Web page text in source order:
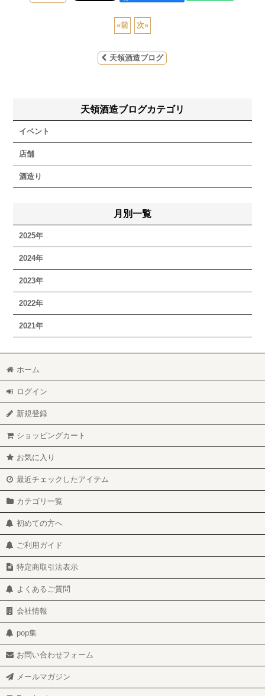
«前 次»
天領酒造ブログ
天領酒造ブログカテゴリ
イベント
店舗
酒造り
月別一覧
2025年
2024年
2023年
2022年
2021年
ホーム
ログイン
新規登録
ショッピングカート
お気に入り
最近チェックしたアイテム
カテゴリ一覧
初めての方へ
ご利用ガイド
特定商取引法表示
よくあるご質問
会社情報
pop集
お問い合わせフォーム
メールマガジン